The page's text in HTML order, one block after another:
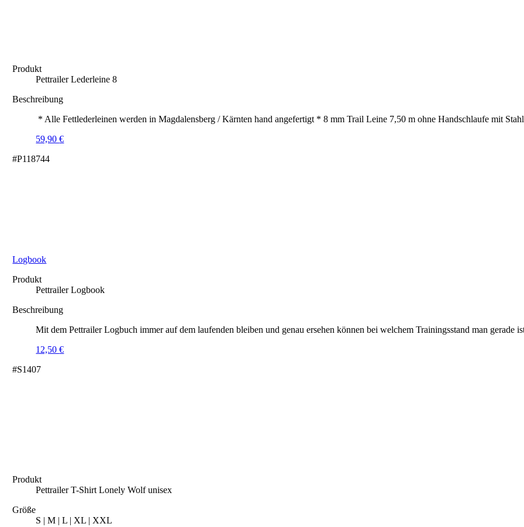
Produkt
Pettrailer Lederleine 8
Beschreibung
* Alle Fettlederleinen werden in Magdalensberg / Kärnten hand angefertigt * 8 mm Trail Leine 7,50 m ohne Handschlaufe mit
59,90€
#P118744
Logbook
Produkt
Pettrailer Logbook
Beschreibung
Mit dem Pettrailer Logbuch immer auf dem laufenden bleiben und genau ersehen können bei welchem Trainingsstand man gerade
12,50€
#S1407
Produkt
Pettrailer T-Shirt Lonely Wolf unisex
Größe
S | M | L | XL | XXL